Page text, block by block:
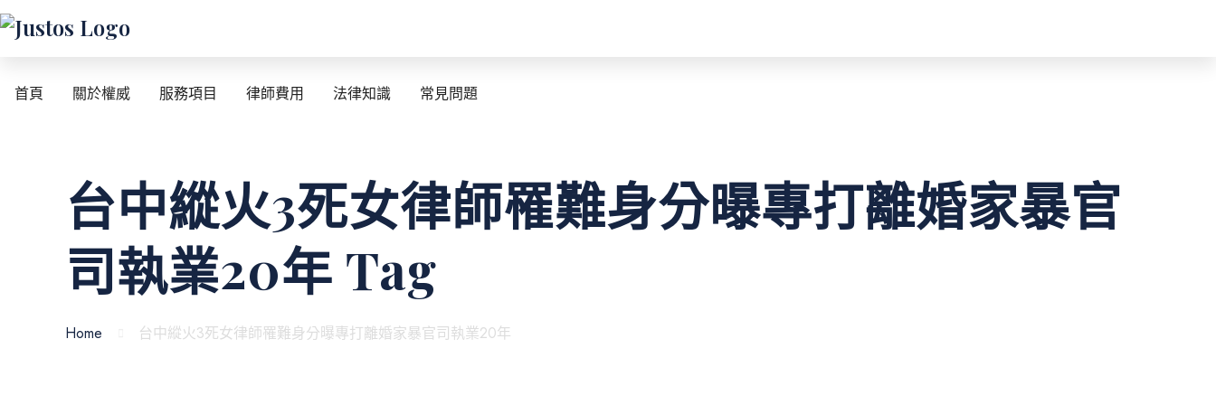
首頁 關於權威 服務項目 律師費用 法律知識 常見問題
台中縱火3死女律師罹難身分曝專打離婚家暴官
司執業20年 Tag
Home 台中縱火3死女律師罹難身分曝專打離婚家暴官司執業20年